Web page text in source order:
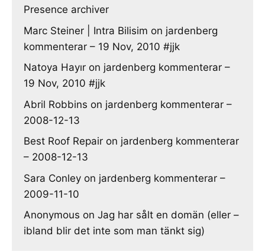
Presence archiver
Marc Steiner | Intra Bilisim on jardenberg
kommenterar – 19 Nov, 2010 #jjk
Natoya Hayır on jardenberg kommenterar –
19 Nov, 2010 #jjk
Abril Robbins on jardenberg kommenterar –
2008-12-13
Best Roof Repair on jardenberg kommenterar
– 2008-12-13
Sara Conley on jardenberg kommenterar –
2009-11-10
Anonymous on Jag har sålt en domän (eller –
ibland blir det inte som man tänkt sig)